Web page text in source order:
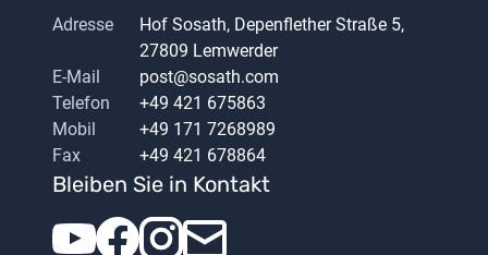
Adresse
Hof Sosath, Depenflether Straße 5,
27809 Lemwerder
E-Mail
post@sosath.com
Telefon
+49 421 675863
Mobil
+49 171 7268989
Fax
+49 421 678864
Bleiben Sie in Kontakt